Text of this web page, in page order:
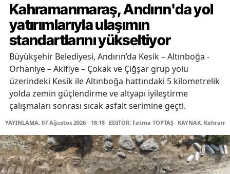
Kahramanmaraş, Andırın'da yol
yatırımlarıyla ulaşımın
standartlarını yükseltiyor
Büyükşehir Belediyesi, Andırın’da Kesik – Altınboğa -
Orhaniye – Akifiye – Çokak ve Çiğşar grup yolu
üzerindeki Kesik ile Altınboğa hattındaki 5 kilometrelik
yolda zemin güçlendirme ve altyapı iyileştirme
çalışmaları sonrası sıcak asfalt serimine geçti.
YAYINLAMA: 07 Ağustos 2026 - 18:18 EDİTÖR: Fatma TOPTAŞ KAYNAK: